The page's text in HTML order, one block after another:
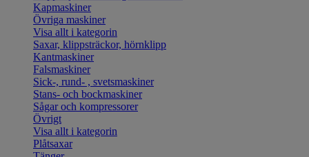
Kapmaskiner
Övriga maskiner
Visa allt i kategorin
Saxar, klippsträckor, hörnklipp
Kantmaskiner
Falsmaskiner
Sick-, rund- , svetsmaskiner
Stans- och bockmaskiner
Sågar och kompressorer
Övrigt
Visa allt i kategorin
Plåtsaxar